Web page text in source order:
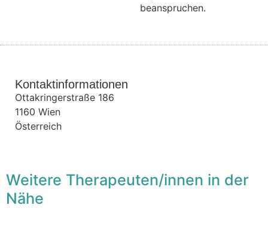
beanspruchen.
Kontaktinformationen
Ottakringerstraße 186
1160 Wien
Österreich
Weitere Therapeuten/innen in der
Nähe